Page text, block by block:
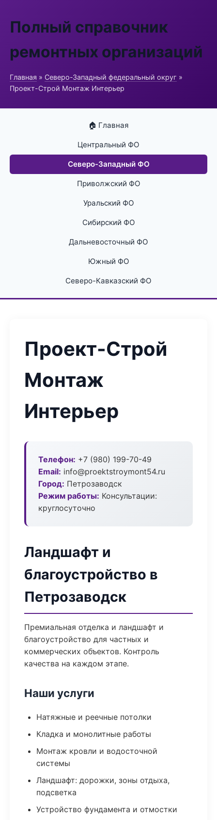
Полный справочник
ремонтных организаций
Главная » Северо-Западный федеральный округ »
Проект-Строй Монтаж Интерьер
🏠 Главная
Центральный ФО
Северо-Западный ФО
Приволжский ФО
Уральский ФО
Сибирский ФО
Дальневосточный ФО
Южный ФО
Северо-Кавказский ФО
Проект-Строй
Монтаж
Интерьер
Телефон: +7 (980) 199-70-49
Email: info@proektstroymont54.ru
Город: Петрозаводск
Режим работы: Консультации:
круглосуточно
Ландшафт и
благоустройство в
Петрозаводск
Премиальная отделка и ландшафт и
благоустройство для частных и
коммерческих объектов. Контроль
качества на каждом этапе.
Наши услуги
Натяжные и реечные потолки
Кладка и монолитные работы
Монтаж кровли и водосточной
системы
Ландшафт: дорожки, зоны отдыха,
подсветка
Устройство фундамента и отмостки